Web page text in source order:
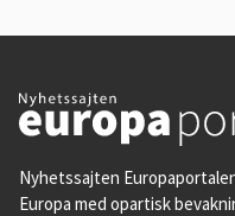
Nyhetssajten
Europa med opartisk